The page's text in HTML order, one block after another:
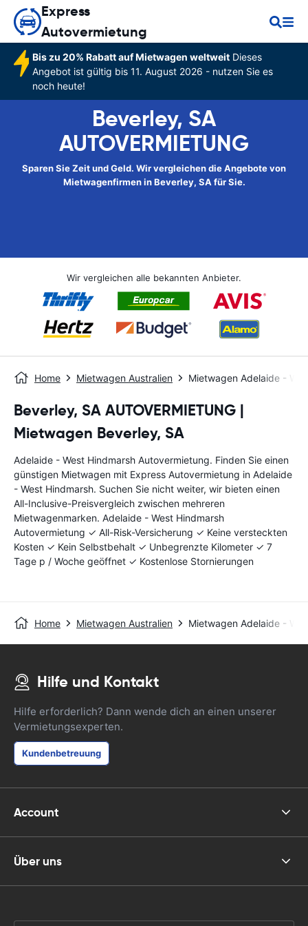
Express
Autovermietung
Bis zu 20% Rabatt auf Mietwagen weltweitDieses
Angebot ist gültig bis 11. August 2026 - nutzen Sie es
noch heute!
Beverley, SA
AUTOVERMIETUNG
Sparen Sie Zeit und Geld. Wir vergleichen die Angebote von
Mietwagenfirmen in Beverley, SA für Sie.
Wir vergleichen alle bekannten Anbieter.
Home Mietwagen Australien Mietwagen Adelaide -
Beverley, SA AUTOVERMIETUNG |
Mietwagen Beverley, SA
Adelaide - West Hindmarsh Autovermietung. Finden Sie einen
günstigen Mietwagen mit Express Autovermietung in Adelaide
- West Hindmarsh. Suchen Sie nicht weiter, wir bieten einen
All-Inclusive-Preisvergleich zwischen mehreren
Mietwagenmarken. Adelaide - West Hindmarsh
Autovermietung ✓ All-Risk-Versicherung ✓ Keine versteckten
Kosten ✓ Kein Selbstbehalt ✓ Unbegrenzte Kilometer ✓ 7
Tage p / Woche geöffnet ✓ Kostenlose Stornierungen
Home Mietwagen Australien Mietwagen Adelaide -
Hilfe und Kontakt
Hilfe erforderlich? Dann wende dich an einen unserer
Vermietungsexperten.
Kundenbetreuung
Account
Über uns